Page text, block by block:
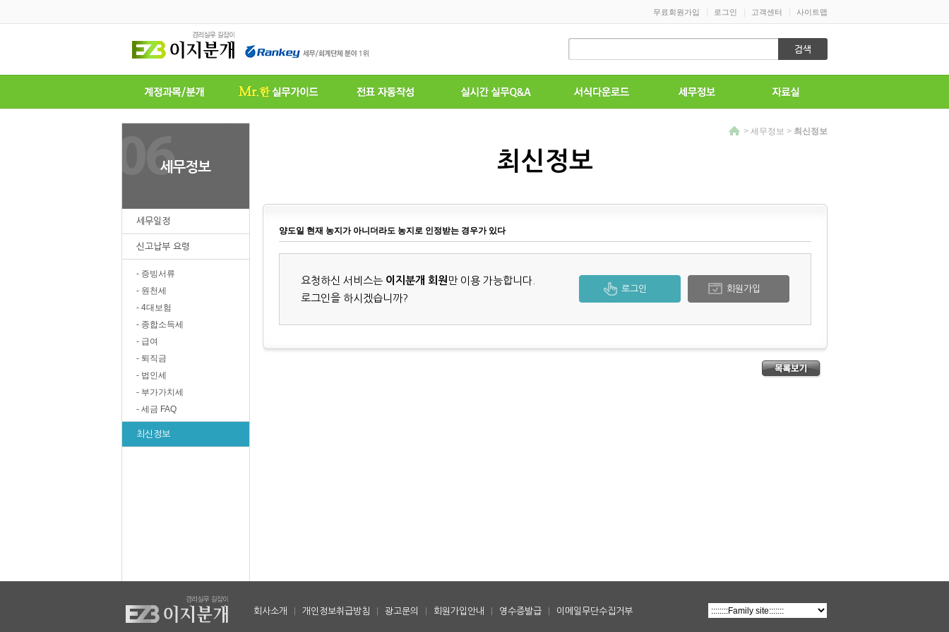
무료회원가입 로그인 고객센터 사이트맵
세무일정
신고납부 요령
- 증빙서류
- 원천세
- 4대보험
- 종합소득세
- 급여
- 퇴직금
- 법인세
- 부가가치세
- 세금 FAQ
최신정보
> 세무정보 > 최신정보
최신정보
양도일 현재 농지가 아니더라도 농지로 인정받는 경우가 있다
요청하신 서비스는 이지분개 회원 만 이용 가능합니다.
로그인을 하시겠습니까?
회원가입
로그인
회사소개 개인정보취급방침 광고문의 회원가입안내 영수증발급 이메일무단수집거부